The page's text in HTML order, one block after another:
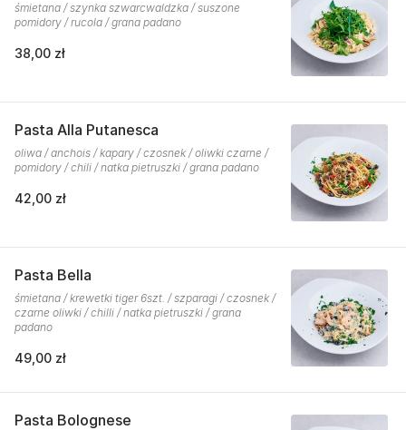
śmietana / szynka szwarcwaldzka / suszone
pomidory / rucola / grana padano
38,00 zł
Pasta Alla Putanesca
oliwa / anchois / kapary / czosnek / oliwki czarne /
pomidory / chili / natka pietruszki / grana padano
42,00 zł
Pasta Bella
śmietana / krewetki tiger 6szt. / szparagi / czosnek /
czarne oliwki / chilli / natka pietruszki / grana
padano
49,00 zł
Pasta Bolognese